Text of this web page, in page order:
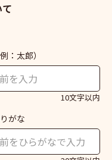
例：太郎）
10文字以内
がな